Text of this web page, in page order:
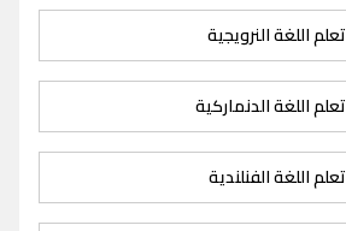
تعلم اللغة النرويجية
تعلم اللغة الدنماركية
تعلم اللغة الفنلندية